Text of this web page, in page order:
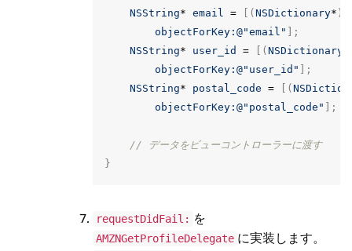
NSString* email = [( NSDictionary* )
objectForKey: @"email"
];
NSString* user_id = [( NSDictionary
objectForKey: @"user_id"
];
NSString* postal_code = [(
objectForKey: @"postal_code" ];
// データをビューコントローラーに渡す
}
requestDidFail: を
AMZNGetProfileDelegate に実装します。